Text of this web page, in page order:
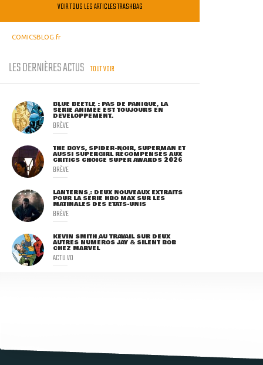
VOIR TOUS LES ARTICLES TRASHBAG
COMICSBLOG.fr
LES DERNIÈRES ACTUS TOUT VOIR
BLUE BEETLE : PAS DE PANIQUE, LA
SÉRIE ANIMÉE EST TOUJOURS EN
DÉVELOPPEMENT.
BRÈVE
THE BOYS, SPIDER-NOIR, SUPERMAN ET
AUSSI SUPERGIRL RÉCOMPENSÉS AUX
CRITICS CHOICE SUPER AWARDS 2026
BRÈVE
LANTERNS : DEUX NOUVEAUX EXTRAITS
POUR LA SÉRIE HBO MAX SUR LES
MATINALES DES ETATS-UNIS
BRÈVE
KEVIN SMITH AU TRAVAIL SUR DEUX
AUTRES NUMÉROS JAY & SILENT BOB
CHEZ MARVEL
ACTU VO